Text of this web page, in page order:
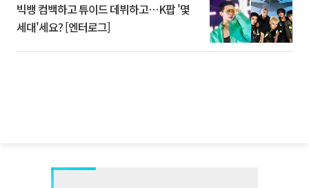
빅뱅 컴백하고 튜이드 데뷔하고⋯K팝 '몇
세대'세요? [엔터로그]